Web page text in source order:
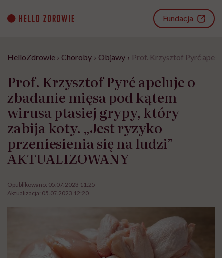
content
Fundacja
HelloZdrowie › Choroby › Objawy › Prof. Krzysztof Pyrć
Prof. Krzysztof Pyrć apeluje o
zbadanie mięsa pod kątem
wirusa ptasiej grypy, który
zabija koty. „Jest ryzyko
przeniesienia się na ludzi”
AKTUALIZOWANY
Opublikowano: 05.07.2023 11:25
Aktualizacja: 05.07.2023 12:20